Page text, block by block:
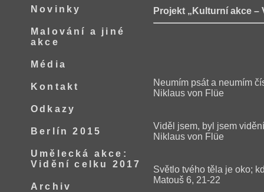
Projekt „Kulturní akce –
Neumím psát a neumím
Niklaus von Flüe
Viděl jsem, byl jsem
Niklaus von Flüe
Světlo tvého těla je oko;
Matouš 6, 21-22
Novinky
Malování a jiné
akce
Média
Kontakt
Odkazy
Berlín 2015
Umělecká akce:
Vidění celku 2017
Archiv